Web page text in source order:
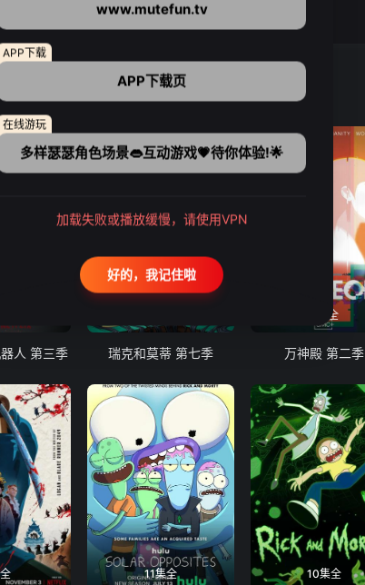
人 第三季 瑞克和莫蒂 第七季
8集全
万神殿 第二季
11集全 10集全
www.mutefun.tv
APP下载
APP下载页
在线游玩
多样瑟瑟角色场景👄互动游戏💗待你体验!🌟
加载失败或播放缓慢，请使用VPN
好的，我记住啦